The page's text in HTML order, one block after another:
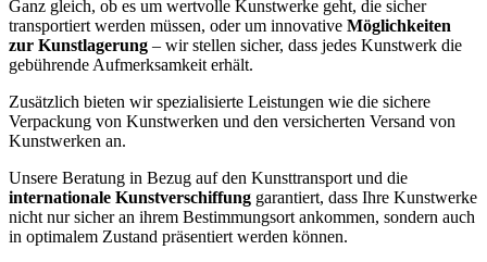
Ganz gleich, ob es um wertvolle Kunstwerke geht, die sicher
transportiert werden müssen, oder um innovative Möglichkeiten
zur Kunstlagerung – wir stellen sicher, dass jedes Kunstwerk die
gebührende Aufmerksamkeit erhält.
Zusätzlich bieten wir spezialisierte Leistungen wie die sichere
Verpackung von Kunstwerken und den versicherten Versand von
Kunstwerken an.
Unsere Beratung in Bezug auf den Kunsttransport und die
internationale Kunstverschiffung garantiert, dass Ihre Kunstwerke
nicht nur sicher an ihrem Bestimmungsort ankommen, sondern auch
in optimalem Zustand präsentiert werden können.